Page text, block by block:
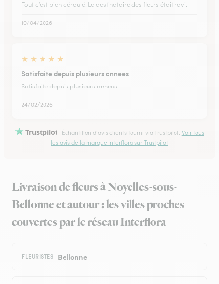
Tout c’est bien déroulé. Le destinataire des fleurs était ravi.
10/04/2026
★ ★ ★ ★ ★
Satisfaite depuis plusieurs annees
Satisfaite depuis plusieurs annees
24/02/2026
Trustpilot Échantillon d'avis clients fourni via Trustpilot. Voir tous
les avis de la marque Interflora sur Trustpilot
Livraison de fleurs à Noyelles-sous-
Bellonne et autour : les villes proches
couvertes par le réseau Interflora
FLEURISTES Bellonne